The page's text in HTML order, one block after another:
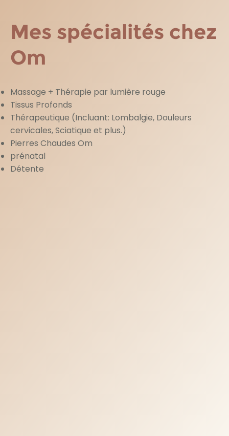
Mes spécialités chez
Om
Massage + Thérapie par lumière rouge
Tissus Profonds
Thérapeutique (Incluant: Lombalgie, Douleurs
cervicales, Sciatique et plus.)
Pierres Chaudes Om
prénatal
Détente